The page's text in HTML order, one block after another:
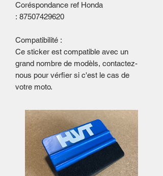
Coréspondance ref Honda
: 87507429620
Compatibilité :
Ce sticker est compatible avec un
grand nombre de modèls, contactez-
nous pour vérfier si c'est le cas de
votre moto.